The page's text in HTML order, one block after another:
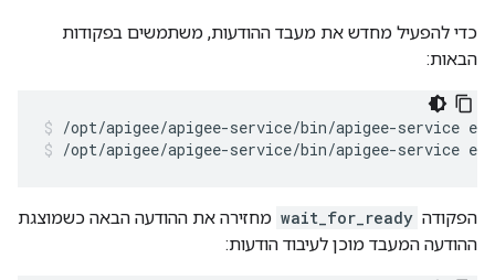
כדי להפעיל מחדש את מעבד ההודעות, משתמשים בפקודות
הבאות:
/opt/apigee/apigee-service/bin/apigee-service
הפקודה wait_for_ready מחזירה את ההודעה הבאה כשמוצגת
ההודעה המעבד מוכן לעיבוד הודעות: